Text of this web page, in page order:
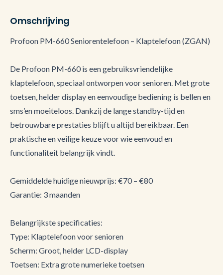
Omschrijving
Profoon PM-660 Seniorentelefoon – Klaptelefoon (ZGAN)
De Profoon PM-660 is een gebruiksvriendelijke
klaptelefoon, speciaal ontworpen voor senioren. Met grote
toetsen, helder display en eenvoudige bediening is bellen en
sms’en moeiteloos. Dankzij de lange standby-tijd en
betrouwbare prestaties blijft u altijd bereikbaar. Een
praktische en veilige keuze voor wie eenvoud en
functionaliteit belangrijk vindt.
Gemiddelde huidige nieuwprijs: €70 – €80
Garantie: 3 maanden
Belangrijkste specificaties:
Type: Klaptelefoon voor senioren
Scherm: Groot, helder LCD-display
Toetsen: Extra grote numerieke toetsen